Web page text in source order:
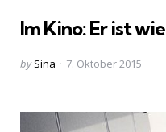
Im Kino: Er ist
Posted
by Sina 7. Oktober 2015